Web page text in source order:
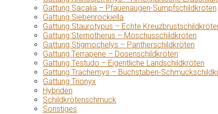
Gattung Sacalia – Pfauenaugen-Sumpfschildkröten
Gattung Siebenrockiella
Gattung Staurotypus – Echte
Gattung Sternotherus – Moschusschildkröten
Gattung Stigmochelys – Pantherschildkröten
Gattung Terrapene – Dosenschildkröten
Gattung Testudo – Eigentliche Landschildkröten
Gattung Trachemys – Buchstaben-
Gattung Trionyx
Hybriden
Schildkrötenschmuck
Sonstiges